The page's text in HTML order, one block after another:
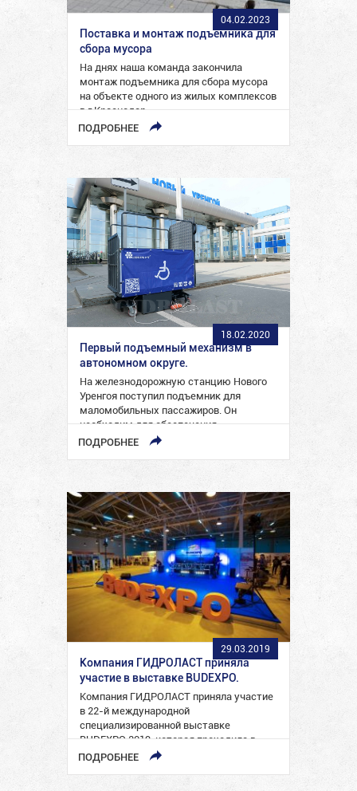
04.02.2023
Поставка и монтаж подъемника для
сбора мусора
На днях наша команда закончила
монтаж подъемника для сбора мусора
на объекте одного из жилых комплексов
в г.Краснодар.
ПОДРОБНЕЕ
18.02.2020
Первый подъемный механизм в
автономном округе.
На железнодорожную станцию Нового
Уренгоя поступил подъемник для
маломобильных пассажиров. Он
необходим для обеспечения
беспрепятственной посадки и высадки
инвалидов-колясочников в…
ПОДРОБНЕЕ
29.03.2019
Компания ГИДРОЛАСТ приняла
участие в выставке BUDEXPO.
Компания ГИДРОЛАСТ приняла участие
в 22-й международной
специализированной выставке
BUDEXPO 2019, которая проходила в
период с 26 по 29 марта…
ПОДРОБНЕЕ